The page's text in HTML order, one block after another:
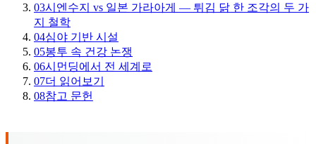
03시엔수지 vs 일본 가라아게 — 튀김 닭 한 조각의 두 가
지 철학
04심야 기반 시설
05봉투 속 건강 논쟁
06시먼딩에서 전 세계로
07더 읽어보기
08참고 문헌